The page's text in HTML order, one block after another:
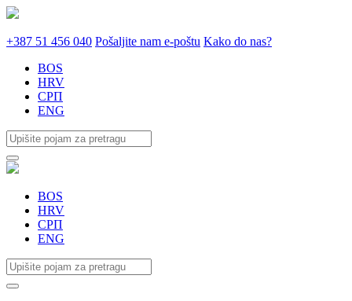
+387 51 456 040 Pošaljite nam e-poštu Kako do nas?
BOS
HRV
СРП
ENG
BOS
HRV
СРП
ENG